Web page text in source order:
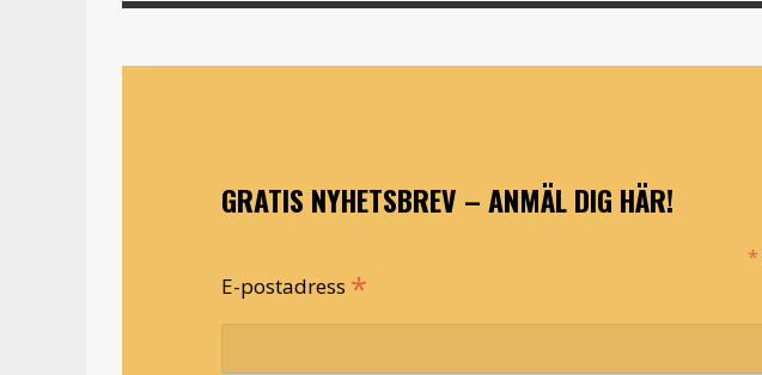
GRATIS NYHETSBREV – ANMÄL DIG HÄR!
*
E-postadress *